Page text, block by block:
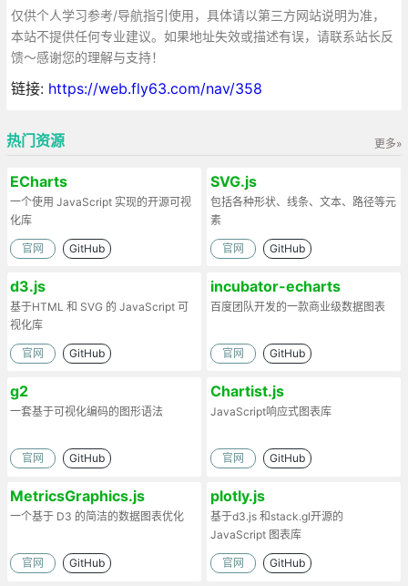
仅供个人学习参考/导航指引使用，具体请以第三方网站说明为准，
本站不提供任何专业建议。如果地址失效或描述有误，请联系站长反
馈～感谢您的理解与支持！
链接: https://web.fly63.com/nav/358
更多»
热门资源
ECharts
一个使用 JavaScript 实现的开源可视
化库
官网 GitHub
SVG.js
包括各种形状、线条、文本、路径等元
素
官网 GitHub
d3.js
基于HTML 和 SVG 的 JavaScript 可
视化库
官网 GitHub
incubator-echarts
百度团队开发的一款商业级数据图表
官网 GitHub
g2
一套基于可视化编码的图形语法
官网 GitHub
Chartist.js
JavaScript响应式图表库
官网 GitHub
MetricsGraphics.js
一个基于 D3 的简洁的数据图表优化
官网 GitHub
plotly.js
基于d3.js 和stack.gl开源的
JavaScript 图表库
官网 GitHub